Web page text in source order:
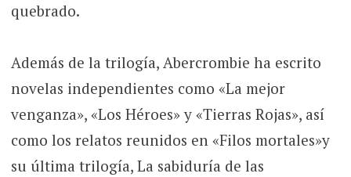
quebrado.
Además de la trilogía, Abercrombie ha escrito
novelas independientes como «La mejor
venganza», «Los Héroes» y «Tierras Rojas», así
como los relatos reunidos en «Filos mortales»y
su última trilogía, La sabiduría de las